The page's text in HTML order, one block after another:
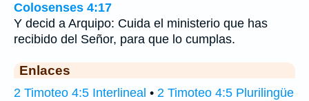
Colosenses 4:17
Y decid a Arquipo: Cuida el ministerio que has
recibido del Señor, para que lo cumplas.
Enlaces
2 Timoteo 4:5 Interlineal • 2 Timoteo 4:5 Plurilingüe